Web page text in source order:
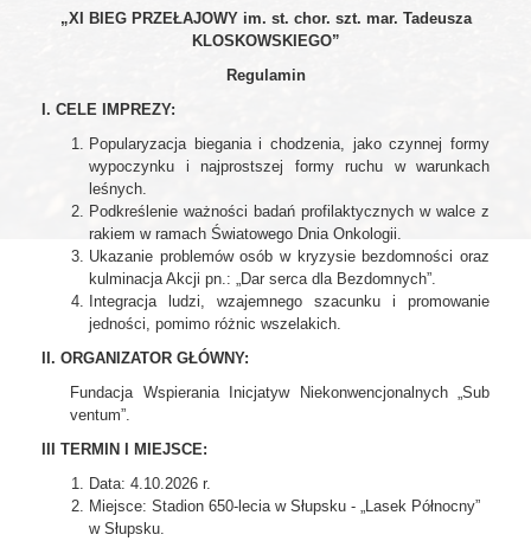
„XI BIEG PRZEŁAJOWY im. st. chor. szt. mar. Tadeusza
KLOSKOWSKIEGO”
Regulamin
I. CELE IMPREZY:
Popularyzacja biegania i chodzenia, jako czynnej formy
wypoczynku i najprostszej formy ruchu w warunkach
leśnych.
Podkreślenie ważności badań profilaktycznych w walce z
rakiem w ramach Światowego Dnia Onkologii.
Ukazanie problemów osób w kryzysie bezdomności oraz
kulminacja Akcji pn.: „Dar serca dla Bezdomnych”.
Integracja ludzi, wzajemnego szacunku i promowanie
jedności, pomimo różnic wszelakich.
II. ORGANIZATOR GŁÓWNY:
Fundacja Wspierania Inicjatyw Niekonwencjonalnych „Sub
ventum”.
III TERMIN I MIEJSCE:
Data: 4.10.2026 r.
Miejsce: Stadion 650-lecia w Słupsku - „Lasek Północny”
w Słupsku.